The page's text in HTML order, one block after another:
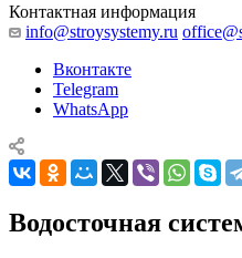
Контактная информация
info@stroysystemy.ru
Вконтакте
Telegram
WhatsApp
Водосточная